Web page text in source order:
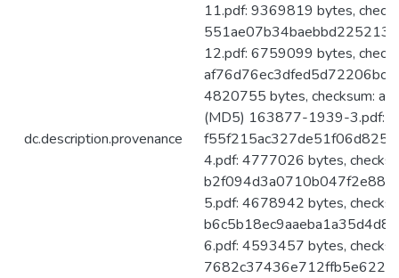
dc.description.provenance
11.pdf: 9369819 bytes,
12.pdf: 6759099 bytes,
4820755 bytes, checksum:
(MD5) 163877-1939-3.pdf:
4.pdf: 4777026 bytes,
5.pdf: 4678942 bytes,
6.pdf: 4593457 bytes,